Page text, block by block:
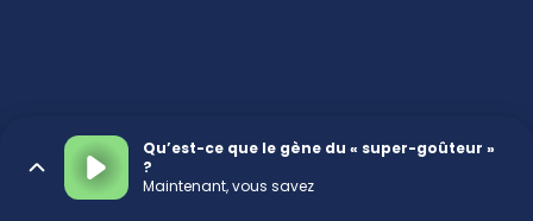
Qu’est-ce que le gène du « super-goûteur »
?
Maintenant, vous savez